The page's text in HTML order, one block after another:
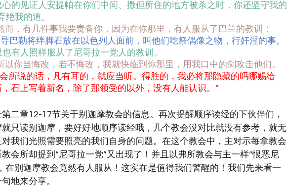
心的见证人安提帕在你们中间、撒但所住的地方被杀之时，你还坚守我的
绝我的道。
而，有几件事我要责备你，因为在你那里，有人服从了巴兰的教训；
巴勒将绊脚石放在以色列人面前，叫他们吃祭偶像之物，行奸淫的事。
有人照样服从了尼哥拉一党人的教训。
以你当悔改，若不悔改，我就快临到你那里，用我口中的剑攻击他们。
所说的话，凡有耳的，就应当听。得胜的，我必将那隐藏的吗哪赐给
石上写着新名，除了那领受的以外，没有人能认识。”
二章12-17节关于别迦摩教会的信息。再次提醒顺序读经的下伙伴们，
只读别迦摩，要好好地顺序读经哦，几个教会没对比就没有参考，就无
我们光照需要照亮的我们自身的问题。在这个教会中，主对示每拿教会
会所却提到“尼哥拉一党”又出现了！并且以弗所教会与主一样“恨恶尼
在别迦摩教会竟然有人服从！这实在是值得我们警醒的！我们先来看一
地来分享。